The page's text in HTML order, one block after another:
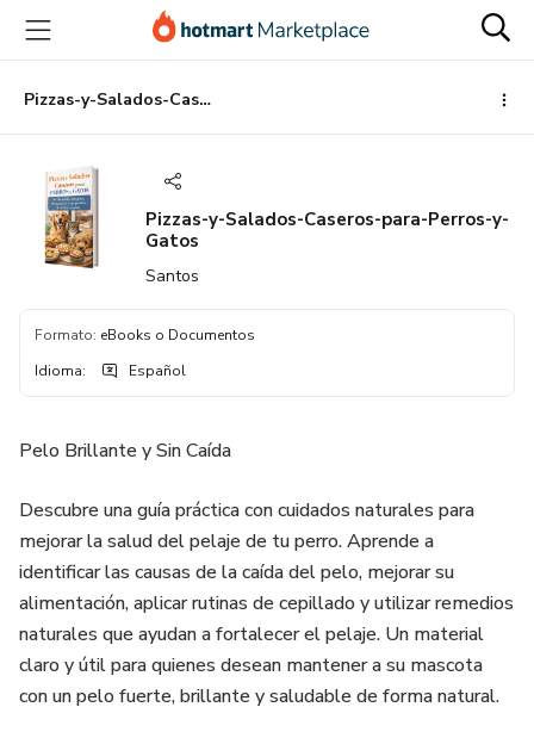
principal
página
de
página
Pizzas-y-Salados-Caseros-para-Perros-y-Gatos
Pizzas-y-Salados-Caseros-para-Perros-y-
Gatos
Santos
Formato: eBooks o Documentos
Idioma: Español
Pelo Brillante y Sin Caída
Descubre una guía práctica con cuidados naturales para
mejorar la salud del pelaje de tu perro. Aprende a
identificar las causas de la caída del pelo, mejorar su
alimentación, aplicar rutinas de cepillado y utilizar remedios
naturales que ayudan a fortalecer el pelaje. Un material
claro y útil para quienes desean mantener a su mascota
con un pelo fuerte, brillante y saludable de forma natural.